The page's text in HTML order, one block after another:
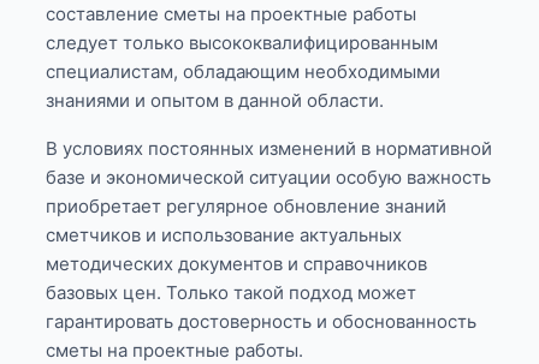
составление сметы на проектные работы
следует только высококвалифицированным
специалистам, обладающим необходимыми
знаниями и опытом в данной области.
В условиях постоянных изменений в нормативной
базе и экономической ситуации особую важность
приобретает регулярное обновление знаний
сметчиков и использование актуальных
методических документов и справочников
базовых цен. Только такой подход может
гарантировать достоверность и обоснованность
сметы на проектные работы.